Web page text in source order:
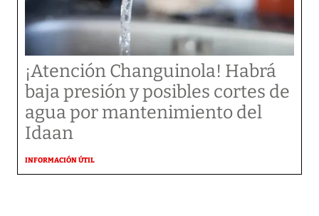
¡Atención Changuinola! Habrá
baja presión y posibles cortes de
agua por mantenimiento del
Idaan
INFORMACIÓN ÚTIL